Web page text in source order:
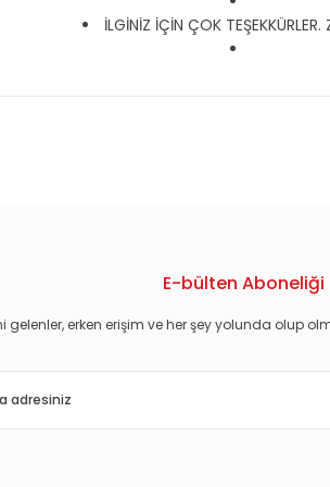
İLGİNİZ İÇİN ÇOK TEŞEKKÜRLER.
E-bülten Aboneliği
gelenler, erken erişim ve her şey yolunda olup